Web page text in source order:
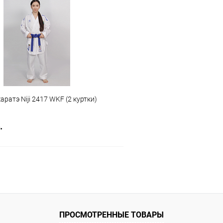
Niji 2417 WKF (2 куртки)
Сравнение
ПРОСМОТРЕННЫЕ ТОВАРЫ